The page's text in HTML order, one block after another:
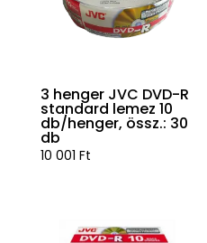
3 henger JVC DVD-R
standard lemez 10
db/henger, össz.: 30
db
10 001 Ft